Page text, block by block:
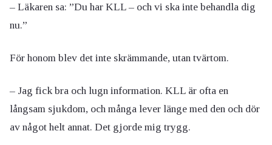
– Läkaren sa: ”Du har KLL – och vi ska inte behandla dig
nu.”
För honom blev det inte skrämmande, utan tvärtom.
– Jag fick bra och lugn information. KLL är ofta en
långsam sjukdom, och många lever länge med den och dör
av något helt annat. Det gjorde mig trygg.